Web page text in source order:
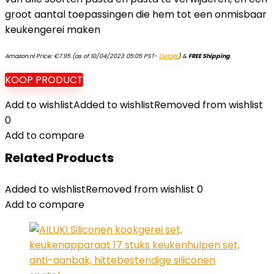
groot aantal toepassingen die hem tot een onmisbaar
keukengerei maken
Amazon.nl Price: €7.95(as of 10/04/2023 05:05 PST-Details)&FREE Shipping.
KOOP PRODUCT
Add to wishlistAdded to wishlistRemoved from wishlist
0
Add to compare
Related Products
Added to wishlistRemoved from wishlist 0
Add to compare